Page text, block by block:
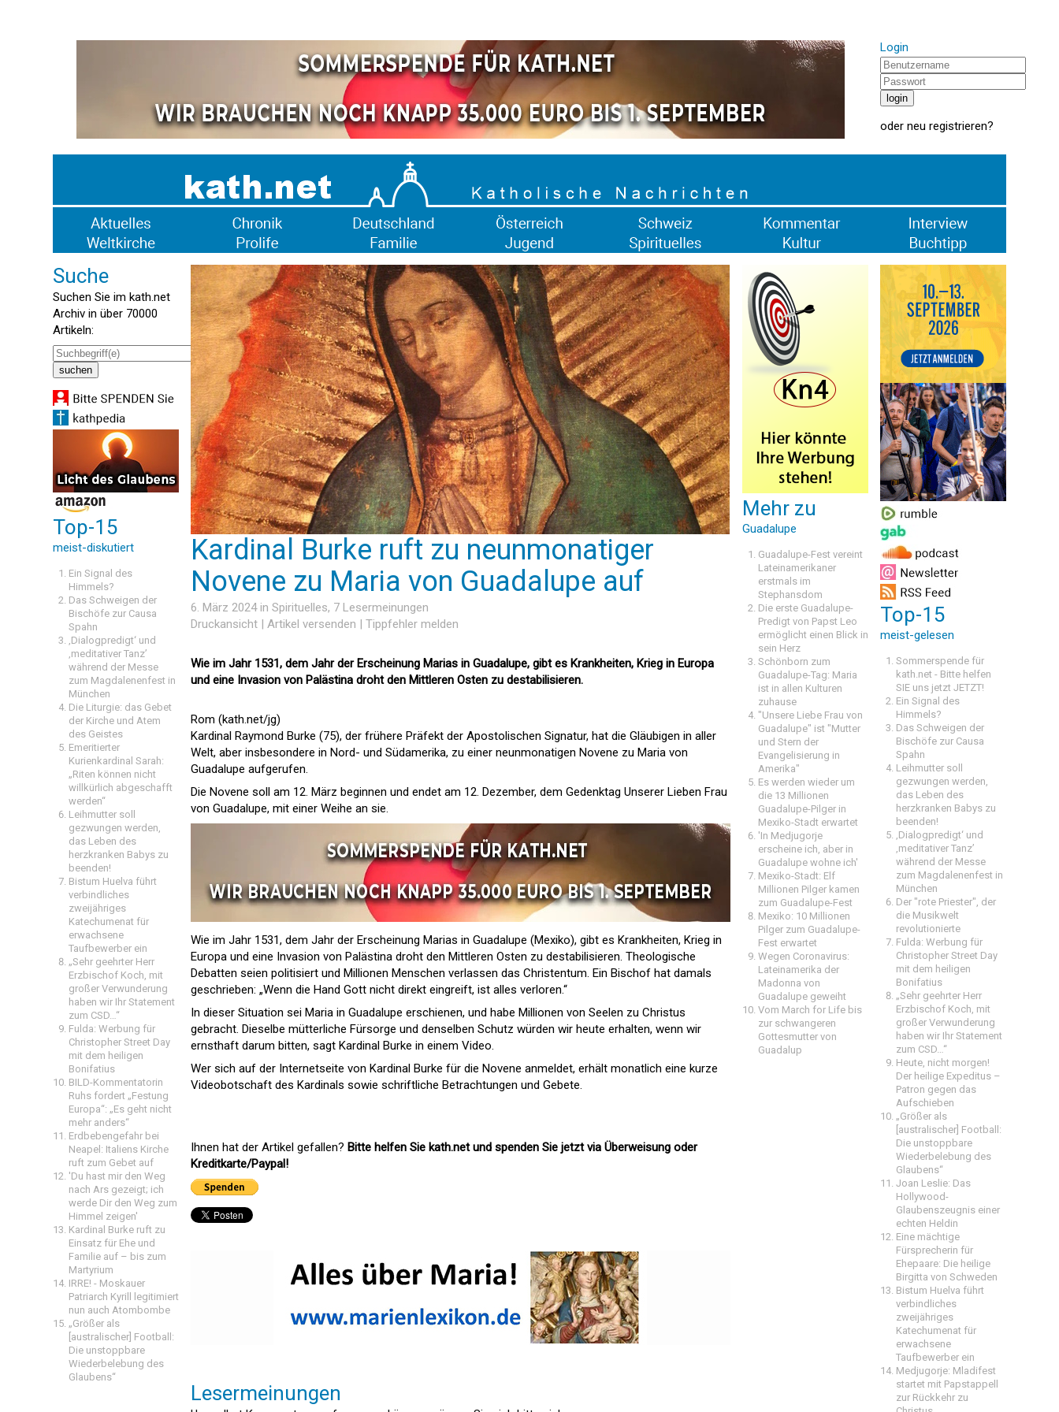
Login
oder neu registrieren?
Suche
Suchen Sie im kath.net
Archiv in über 70000
Artikeln:
Top-15
meist-diskutiert
Ein Signal des
Himmels?
Das Schweigen der
Bischöfe zur Causa
Spahn
‚Dialogpredigt‘ und
‚meditativer Tanz’
während der Messe
zum Magdalenenfest in
München
Die Liturgie: das Gebet
der Kirche und Atem
des Geistes
Emeritierter
Kurienkardinal Sarah:
„Riten können nicht
willkürlich abgeschafft
werden“
Leihmutter soll
gezwungen werden,
das Leben des
herzkranken Babys zu
beenden!
Bistum Huelva führt
verbindliches
zweijähriges
Katechumenat für
erwachsene
Taufbewerber ein
„Sehr geehrter Herr
Erzbischof Koch, mit
großer Verwunderung
haben wir Ihr Statement
zum CSD…“
Fulda: Werbung für
Christopher Street Day
mit dem heiligen
Bonifatius
BILD-Kommentatorin
Ruhs fordert „Festung
Europa“: „Es geht nicht
mehr anders“
Erdbebengefahr bei
Neapel: Italiens Kirche
ruft zum Gebet auf
'Du hast mir den Weg
nach Ars gezeigt; ich
werde Dir den Weg zum
Himmel zeigen'
Kardinal Burke ruft zu
Einsatz für Ehe und
Familie auf – bis zum
Martyrium
IRRE! - Moskauer
Patriarch Kyrill legitimiert
nun auch Atombombe
„Größer als
[australischer] Football:
Die unstoppbare
Wiederbelebung des
Glaubens“
Kardinal Burke ruft zu neunmonatiger
Novene zu Maria von Guadalupe auf
6. März 2024 in Spirituelles, 7 Lesermeinungen
Druckansicht | Artikel versenden | Tippfehler melden
Wie im Jahr 1531, dem Jahr der Erscheinung Marias in Guadalupe, gibt es Krankheiten, Krieg in Europa
und eine Invasion von Palästina droht den Mittleren Osten zu destabilisieren.
Rom (kath.net/jg)
Kardinal Raymond Burke (75), der frühere Präfekt der Apostolischen Signatur, hat die Gläubigen in aller
Welt, aber insbesondere in Nord- und Südamerika, zu einer neunmonatigen Novene zu Maria von
Guadalupe aufgerufen.
Die Novene soll am 12. März beginnen und endet am 12. Dezember, dem Gedenktag Unserer Lieben Frau
von Guadalupe, mit einer Weihe an sie.
Wie im Jahr 1531, dem Jahr der Erscheinung Marias in Guadalupe (Mexiko), gibt es Krankheiten, Krieg in
Europa und eine Invasion von Palästina droht den Mittleren Osten zu destabilisieren. Theologische
Debatten seien politisiert und Millionen Menschen verlassen das Christentum. Ein Bischof hat damals
geschrieben: „Wenn die Hand Gott nicht direkt eingreift, ist alles verloren.“
In dieser Situation sei Maria in Guadalupe erschienen, und habe Millionen von Seelen zu Christus
gebracht. Dieselbe mütterliche Fürsorge und denselben Schutz würden wir heute erhalten, wenn wir
ernsthaft darum bitten, sagt Kardinal Burke in einem Video.
Wer sich auf der Internetseite von Kardinal Burke für die Novene anmeldet, erhält monatlich eine kurze
Videobotschaft des Kardinals sowie schriftliche Betrachtungen und Gebete.
Ihnen hat der Artikel gefallen? Bitte helfen Sie kath.net und spenden Sie jetzt via Überweisung oder
Kreditkarte/Paypal!
Lesermeinungen
Mehr zu
Guadalupe
Guadalupe-Fest vereint
Lateinamerikaner
erstmals im
Stephansdom
Die erste Guadalupe-
Predigt von Papst Leo
ermöglicht einen Blick in
sein Herz
Schönborn zum
Guadalupe-Tag: Maria
ist in allen Kulturen
zuhause
"Unsere Liebe Frau von
Guadalupe" ist "Mutter
und Stern der
Evangelisierung in
Amerika"
Es werden wieder um
die 13 Millionen
Guadalupe-Pilger in
Mexiko-Stadt erwartet
'In Medjugorje
erscheine ich, aber in
Guadalupe wohne ich'
Mexiko-Stadt: Elf
Millionen Pilger kamen
zum Guadalupe-Fest
Mexiko: 10 Millionen
Pilger zum Guadalupe-
Fest erwartet
Wegen Coronavirus:
Lateinamerika der
Madonna von
Guadalupe geweiht
Vom March for Life bis
zur schwangeren
Gottesmutter von
Guadalup
Top-15
meist-gelesen
Sommerspende für
kath.net - Bitte helfen
SIE uns jetzt JETZT!
Ein Signal des
Himmels?
Das Schweigen der
Bischöfe zur Causa
Spahn
Leihmutter soll
gezwungen werden,
das Leben des
herzkranken Babys zu
beenden!
‚Dialogpredigt‘ und
‚meditativer Tanz’
während der Messe
zum Magdalenenfest in
München
Der "rote Priester", der
die Musikwelt
revolutionierte
Fulda: Werbung für
Christopher Street Day
mit dem heiligen
Bonifatius
„Sehr geehrter Herr
Erzbischof Koch, mit
großer Verwunderung
haben wir Ihr Statement
zum CSD…“
Heute, nicht morgen!
Der heilige Expeditus –
Patron gegen das
Aufschieben
„Größer als
[australischer] Football:
Die unstoppbare
Wiederbelebung des
Glaubens“
Joan Leslie: Das
Hollywood-
Glaubenszeugnis einer
echten Heldin
Eine mächtige
Fürsprecherin für
Ehepaare: Die heilige
Birgitta von Schweden
Bistum Huelva führt
verbindliches
zweijähriges
Katechumenat für
erwachsene
Taufbewerber ein
Medjugorje: Mladifest
startet mit Papstappell
zur Rückkehr zu